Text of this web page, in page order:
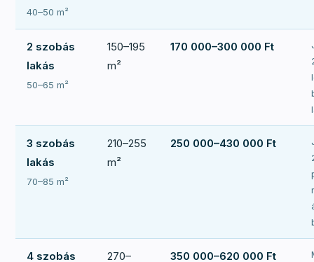
40–50 m²
2 szobás
lakás
50–65 m²
150–195
m²
170 000–300 000 Ft
3 szobás
lakás
70–85 m²
210–255
m²
250 000–430 000 Ft
4 szobás
270–
350 000–620 000 Ft